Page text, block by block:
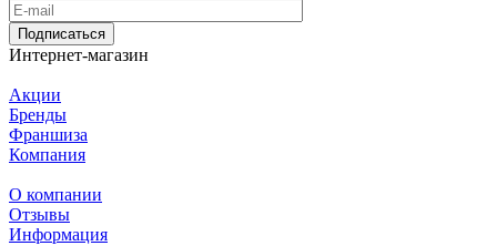
Подписаться
Интернет-магазин
Акции
Бренды
Франшиза
Компания
О компании
Отзывы
Информация